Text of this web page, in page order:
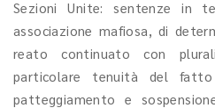
Sezioni Unite: sentenze in
associazione mafiosa, di
reato continuato con
particolare tenuità del
patteggiamento e